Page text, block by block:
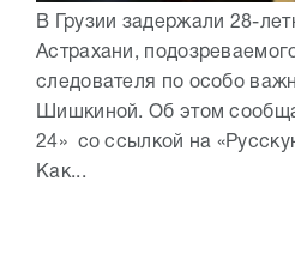
В Грузии задержали 28-
Астрахани,
следователя по особо
Шишкиной. Об этом
24» со ссылкой на
Как...